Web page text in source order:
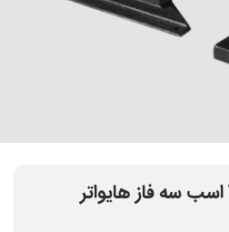
پمپ جت جکوزی 4 اسب سه فاز هایواتر